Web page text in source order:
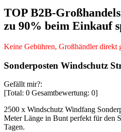
TOP B2B-
zu 90% beim Einkauf
Keine Gebühren, Großhändler direkt
Sonderposten Windschutz
Gefällt mir?:
[Total: 0 Gesamtbewertung: 0]
2500 x Windschutz Windfang
Meter Länge in Bunt perfekt für den
Tagen.